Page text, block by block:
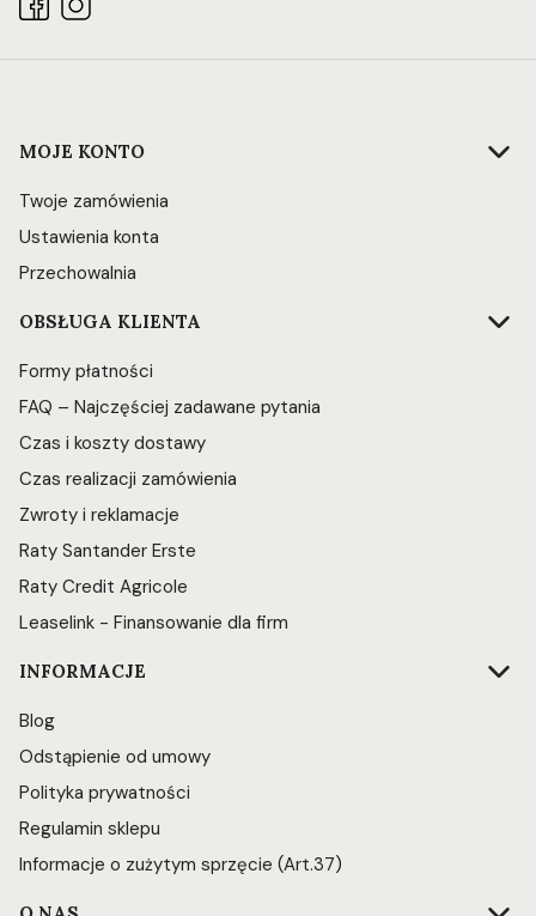
Linki w stopce
MOJE KONTO
Twoje zamówienia
Ustawienia konta
Przechowalnia
OBSŁUGA KLIENTA
Formy płatności
FAQ – Najczęściej zadawane pytania
Czas i koszty dostawy
Czas realizacji zamówienia
Zwroty i reklamacje
Raty Santander Erste
Raty Credit Agricole
Leaselink - Finansowanie dla firm
INFORMACJE
Blog
Odstąpienie od umowy
Polityka prywatności
Regulamin sklepu
Informacje o zużytym sprzęcie (Art.37)